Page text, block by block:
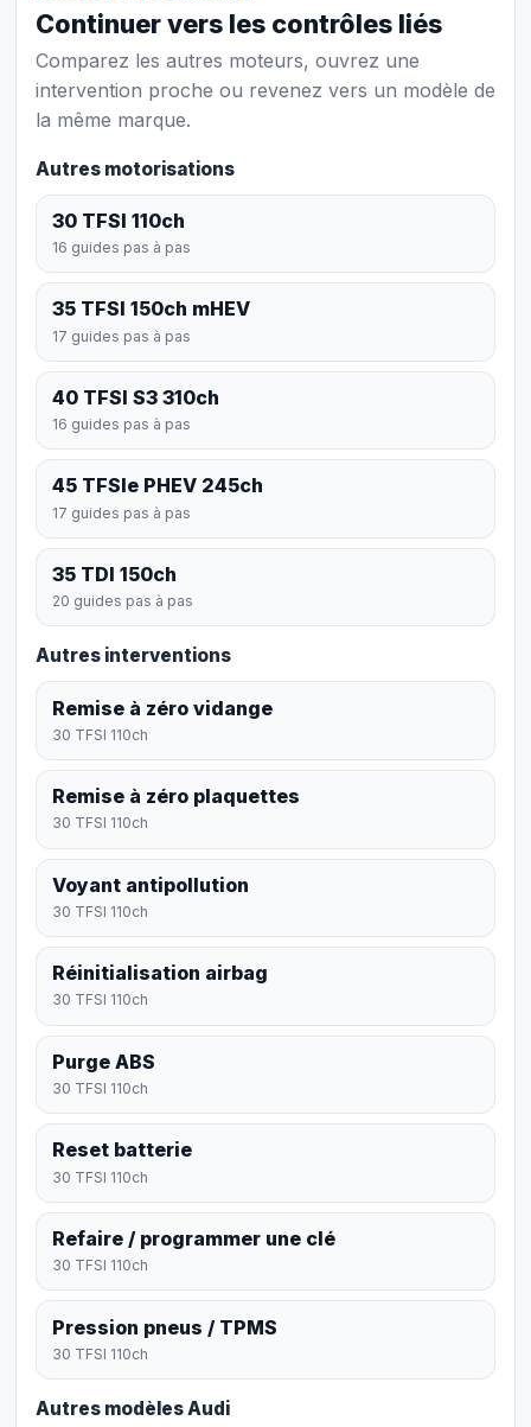
Continuer vers les contrôles liés
Comparez les autres moteurs, ouvrez une
intervention proche ou revenez vers un modèle de
la même marque.
Autres motorisations
30 TFSI 110ch
16 guides pas à pas
35 TFSI 150ch mHEV
17 guides pas à pas
40 TFSI S3 310ch
16 guides pas à pas
45 TFSIe PHEV 245ch
17 guides pas à pas
35 TDI 150ch
20 guides pas à pas
Autres interventions
Remise à zéro vidange
30 TFSI 110ch
Remise à zéro plaquettes
30 TFSI 110ch
Voyant antipollution
30 TFSI 110ch
Réinitialisation airbag
30 TFSI 110ch
Purge ABS
30 TFSI 110ch
Reset batterie
30 TFSI 110ch
Refaire / programmer une clé
30 TFSI 110ch
Pression pneus / TPMS
30 TFSI 110ch
Autres modèles Audi